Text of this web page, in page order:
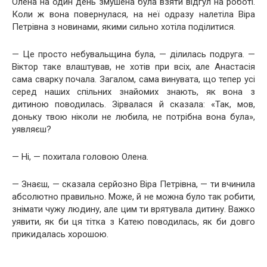
Коли ж вона повернулася, на неї одразу налетіла Віра
Петрівна з новинами, якими сильно хотіла поділитися.
— Це просто небувальщина була, — ділилась подруга. —
Віктор таке влаштував, не хотів при всіх, але Анастасія
сама сварку почала. Загалом, сама винувата, що тепер усі
серед наших спільних знайомих знають, як вона з
дитиною поводилась. Зірвалася й сказала: «Так, мов,
доньку твою ніколи не любила, не потрібна вона була»,
уявляєш?
— Ні, — похитала головою Олена.
— Знаєш, — сказала серйозно Віра Петрівна, — ти вчинила
абсолютно правильно. Може, й не можна було так робити,
знімати чужу людину, але цим ти врятувала дитину. Важко
уявити, як би ця тітка з Катею поводилась, як би довго
прикидалась хорошою.